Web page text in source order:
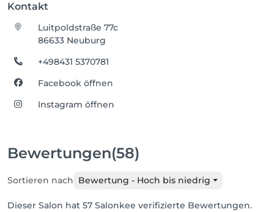
Kontakt
Luitpoldstraße 77c
86633 Neuburg
+498431 5370781
Facebook öffnen
Instagram öffnen
Bewertungen(58)
Sortieren nach Bewertung - Hoch bis niedrig
Dieser Salon hat 57 Salonkee verifizierte Bewertungen.